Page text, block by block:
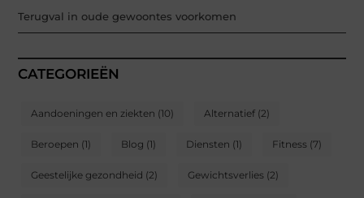
Terugval in oude gewoontes voorkomen
CATEGORIEËN
Aandoeningen en ziekten (10) Alternatief (2)
Beroepen (1) Blog (1) Diensten (1) Fitness (7)
Geestelijke gezondheid (2) Gewichtsverlies (2)